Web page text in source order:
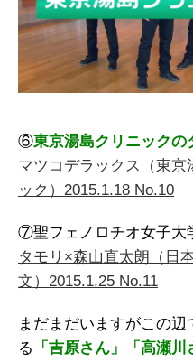
⑥東京湯島クリニックの
マツコデラックス（東
ック）2015.1.18 No.10
⑦聖フェノロチオ女子大
タモリ×森山直太朗（日
文）2015.1.25 No.11
まだまだいますがこの
る
「吉原さん」「高瀬川